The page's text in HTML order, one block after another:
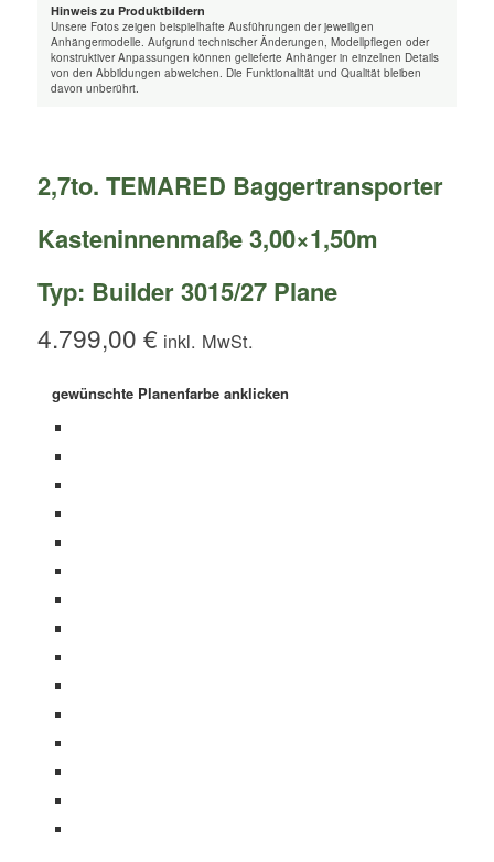
Hinweis zu Produktbildern
Unsere Fotos zeigen beispielhafte Ausführungen der jeweiligen
Anhängermodelle. Aufgrund technischer Änderungen, Modellpflegen oder
konstruktiver Anpassungen können gelieferte Anhänger in einzelnen Details
von den Abbildungen abweichen. Die Funktionalität und Qualität bleiben
davon unberührt.
2,7to. TEMARED Baggertransporter
Kasteninnenmaße 3,00×1,50m
Typ: Builder 3015/27 Plane
4.799,00€
gewünschte Planenfarbe anklicken